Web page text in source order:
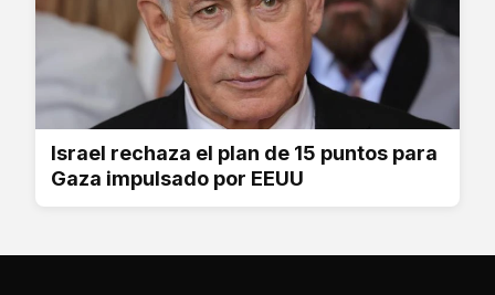
Israel rechaza el plan de 15 puntos para
Gaza impulsado por EEUU